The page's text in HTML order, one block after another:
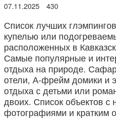
07.11.2025 430
Список лучших
купелью или
расположенных в
Самые популярные и
отдыха на природе.
отели, А-фрейм домики и
отдыха с детьми или
двоих. Список объектов с
фотографиями и кратким